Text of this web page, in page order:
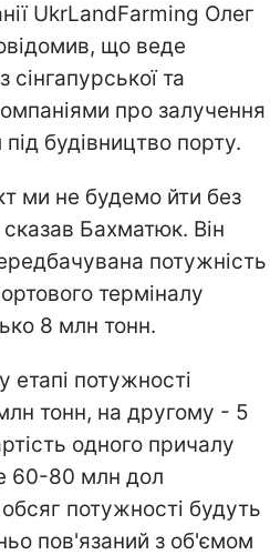
UkrLandFarming Олег
що веде
сінгапурської та
про залучення
будівництво порту.
ми не будемо йти без
Бахматюк. Він
потужність
терміналу
8 млн тонн.
потужності
тонн, на другому - 5
одного причалу
60-80 млн дол
потужності будуть
пов'язаний з об'ємом